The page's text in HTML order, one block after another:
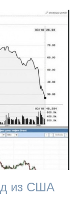
из США